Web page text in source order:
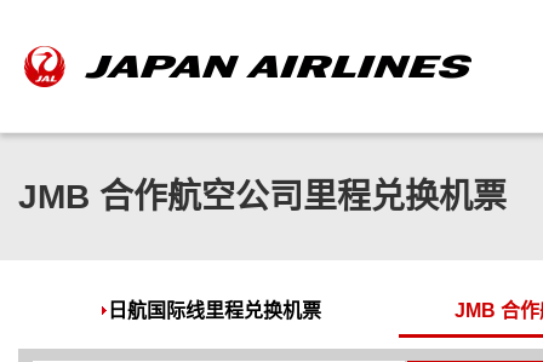
JMB 合作航空公司里程兑换机票
日航国际线里程兑换机票 JMB 合